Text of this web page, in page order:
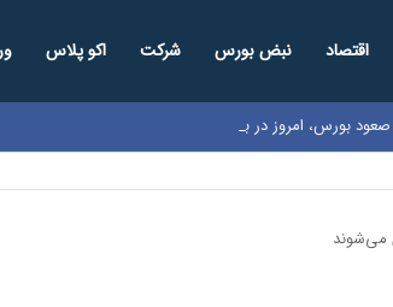
اقتصاد نبض بورس شرکت اکو پلاس
بورس، امروز در بازارها چه گذشت؟
می‌شوند